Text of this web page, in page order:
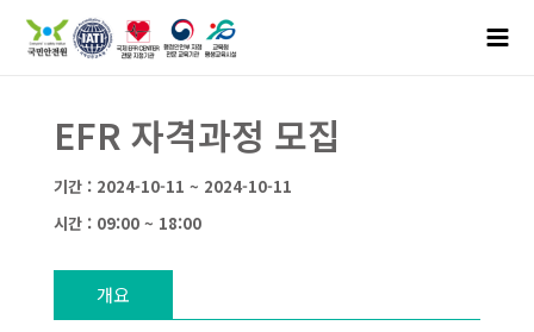
EFR 자격과정 모집
기간 : 2024-10-11 ~ 2024-10-11
시간 : 09:00 ~ 18:00
개요